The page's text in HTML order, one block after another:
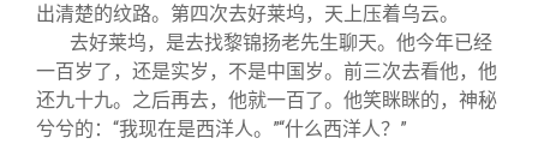
出清楚的纹路。第四次去好莱坞，天上压着乌云。
去好莱坞，是去找黎锦扬老先生聊天。他今年已经
一百岁了，还是实岁，不是中国岁。前三次去看他，他
还九十九。之后再去，他就一百了。他笑眯眯的，神秘
兮兮的：“我现在是西洋人。”“什么西洋人？”